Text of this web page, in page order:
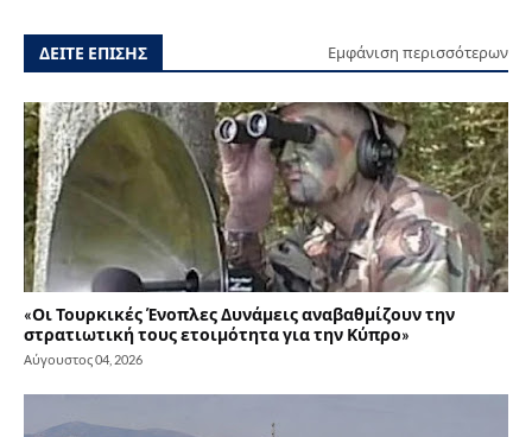
ΔΕΙΤΕ ΕΠΙΣΗΣ Εμφάνιση περισσότερων
«Οι Τουρκικές Ένοπλες Δυνάμεις αναβαθμίζουν την
στρατιωτική τους ετοιμότητα για την Κύπρο»
Αύγουστος 04, 2026